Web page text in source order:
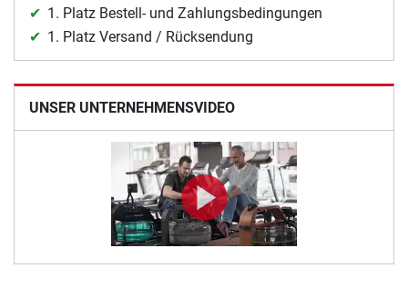
1. Platz Bestell- und Zahlungsbedingungen
1. Platz Versand / Rücksendung
UNSER UNTERNEHMENSVIDEO